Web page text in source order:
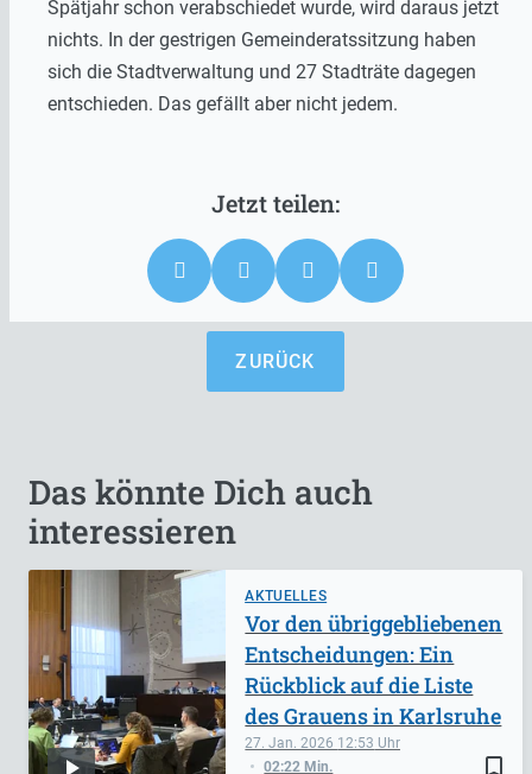
Spätjahr schon verabschiedet wurde, wird daraus jetzt
nichts. In der gestrigen Gemeinderatssitzung haben
sich die Stadtverwaltung und 27 Stadträte dagegen
entschieden. Das gefällt aber nicht jedem.
ZURÜCK
Das könnte Dich auch
interessieren
AKTUELLES
bookmark_border
27. Jan. 2026 12:53
02:22 Min.
Vor den übriggebliebenen
Entscheidungen: Ein
Rückblick auf die Liste
des Grauens in Karlsruhe